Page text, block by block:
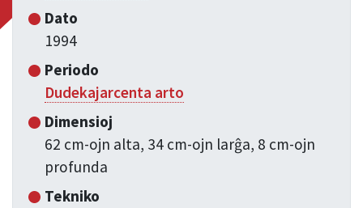
Dato
1994
Periodo
Dudekajarcenta arto
Dimensioj
62 cm-ojn alta, 34 cm-ojn larĝa, 8 cm-ojn
profunda
Tekniko